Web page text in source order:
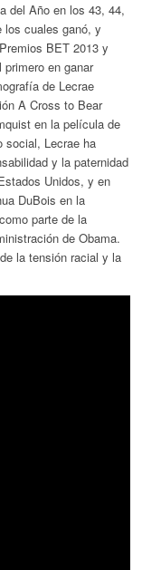
del Año en los 43, 44,
los cuales ganó, y
BET 2013 y
en ganar
de Lecrae
A Cross to Bear
en la película de
social, Lecrae ha
y la paternidad
Unidos, y en
DuBois en la
parte de la
de Obama.
la tensión racial y la